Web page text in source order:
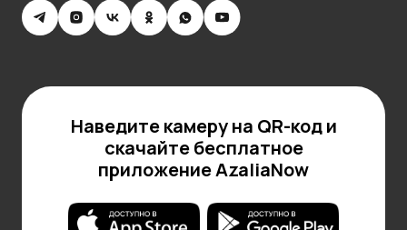
Наведите камеру на QR-код и
скачайте бесплатное
приложение AzaliaNow